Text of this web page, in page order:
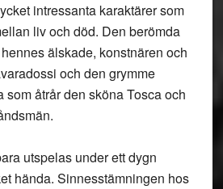
intressanta karaktärer som
liv och död. Den berömda
älskade, konstnären och
och den grymme
åtrår den sköna Tosca och
utspelas under ett dygn
hända. Sinnesstämningen hos